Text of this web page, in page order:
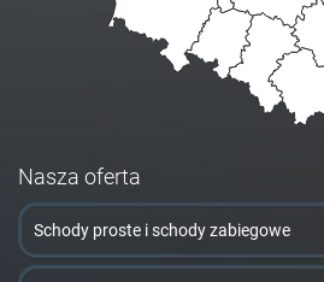
Nasza oferta
Schody proste i schody zabiegowe